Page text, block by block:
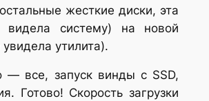
жесткие диски, эта
видела систему) на новой
утилита).
— все, запуск винды с SSD,
Готово! Скорость загрузки